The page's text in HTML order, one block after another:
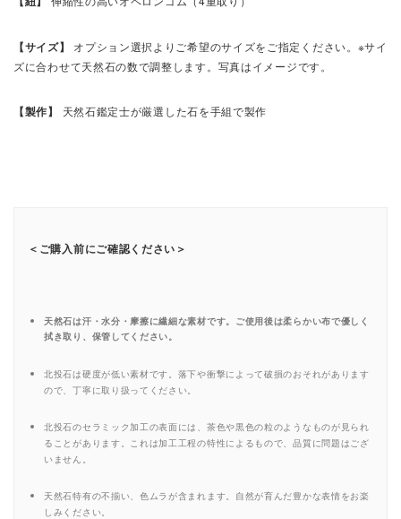
【サイズ】
オプション選択よりご希望のサイズをご指定ください。※サイ
ズに合わせて天然石の数で調整します。写真はイメージです。
【製作】 天然石鑑定士が厳選した石を手組で製作
＜ご購入前にご確認ください＞
天然石は汗・水分・摩擦に繊細な素材です。ご使用後は柔らかい布で優しく
拭き取り、保管してください。
北投石は硬度が低い素材です。落下や衝撃によって破損のおそれがあります
ので、丁寧に取り扱ってください。
北投石のセラミック加工の表面には、茶色や黒色の粒のようなものが見られ
ることがあります。これは加工工程の特性によるもので、品質に問題はござ
いません。
天然石特有の不揃い、色ムラが含まれます。自然が育んだ豊かな表情をお楽
しみください。